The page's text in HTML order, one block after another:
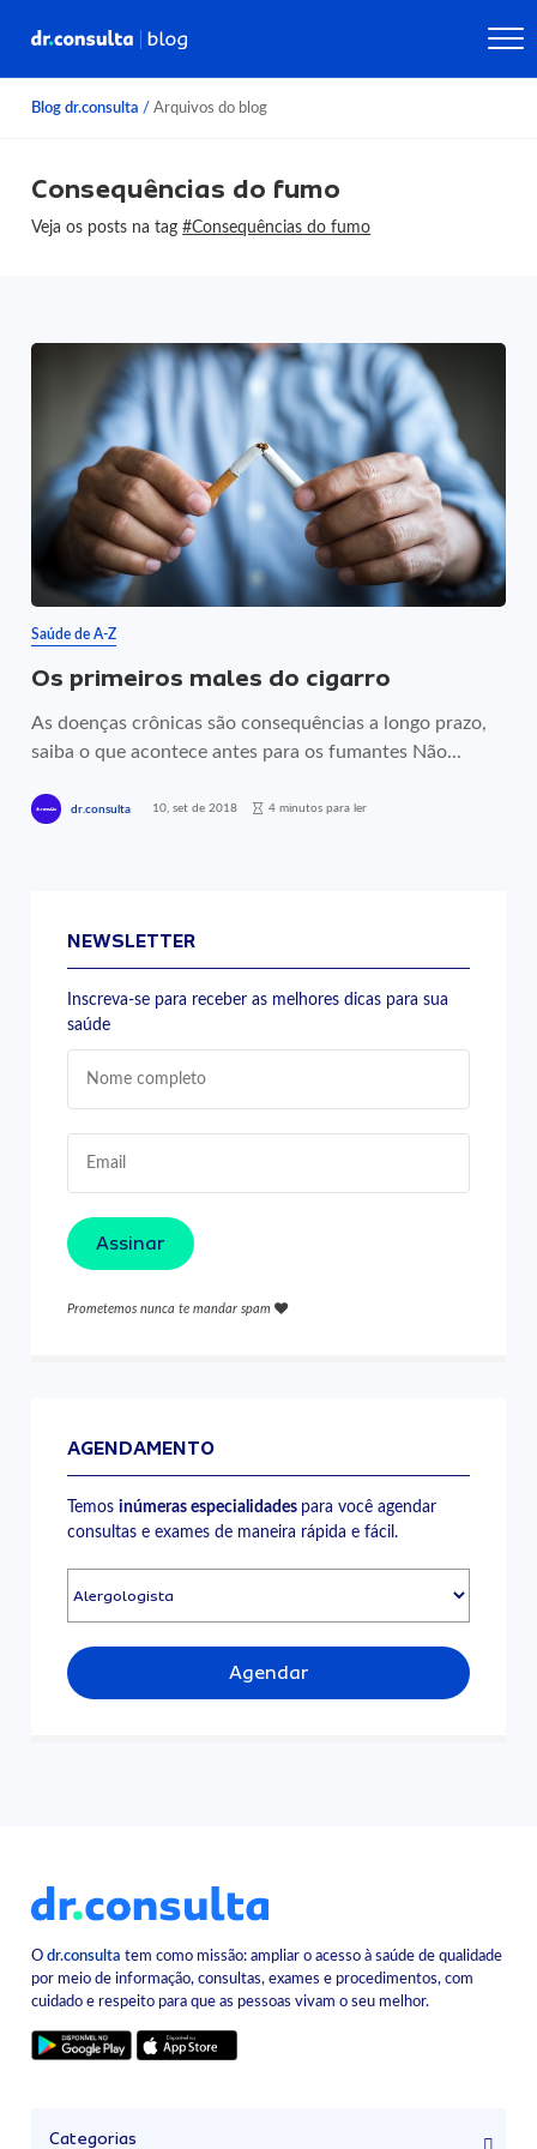
Blog dr.consulta / Arquivos do blog
Consequências do fumo
Veja os posts na tag#Consequências do fumo
Saúde de A-Z
Os primeiros males do cigarro
As doenças crônicas são consequências a longo prazo,
saiba o que acontece antes para os fumantes Não...
dr.consulta 10, set de 2018 4 minutos para ler
NEWSLETTER
Inscreva-se para receber as melhores dicas para sua
saúde
Assinar
Prometemos nunca te mandar spam
AGENDAMENTO
Temosinúmeras especialidades para você agendar
consultas e exames de maneira rápida e fácil.
Agendar
Odr.consulta tem como missão: ampliar o acesso à saúde de qualidade
por meio de informação, consultas, exames e procedimentos, com
cuidado e respeito para que as pessoas vivam o seu melhor.
Categorias